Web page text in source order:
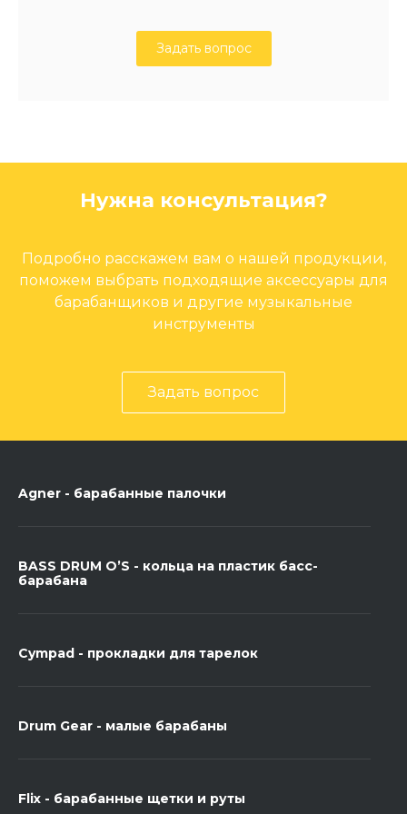
Задать вопрос
Нужна консультация?
Подробно расскажем вам о нашей продукции,
поможем выбрать подходящие аксессуары для
барабанщиков и другие музыкальные
инструменты
Задать вопрос
Agner - барабанные палочки
BASS DRUM O’S - кольца на пластик басс-
барабана
Cympad - прокладки для тарелок
Drum Gear - малые барабаны
Flix - барабанные щетки и руты